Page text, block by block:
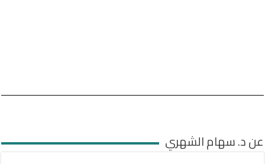
عن د. سهام الشهري